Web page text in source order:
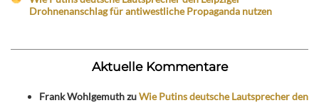
Drohnenanschlag für antiwestliche Propaganda nutzen
Aktuelle Kommentare
Frank WohlgemuthzuWie Putins deutsche Lautsprecher den